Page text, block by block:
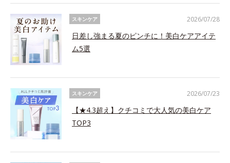
スキンケア
日差し強まる夏のピンチに！美白ケアアイテ
ム5選
2026/07/28
スキンケア
【★4.3超え】クチコミで大人気の美白ケア
TOP3
2026/07/23